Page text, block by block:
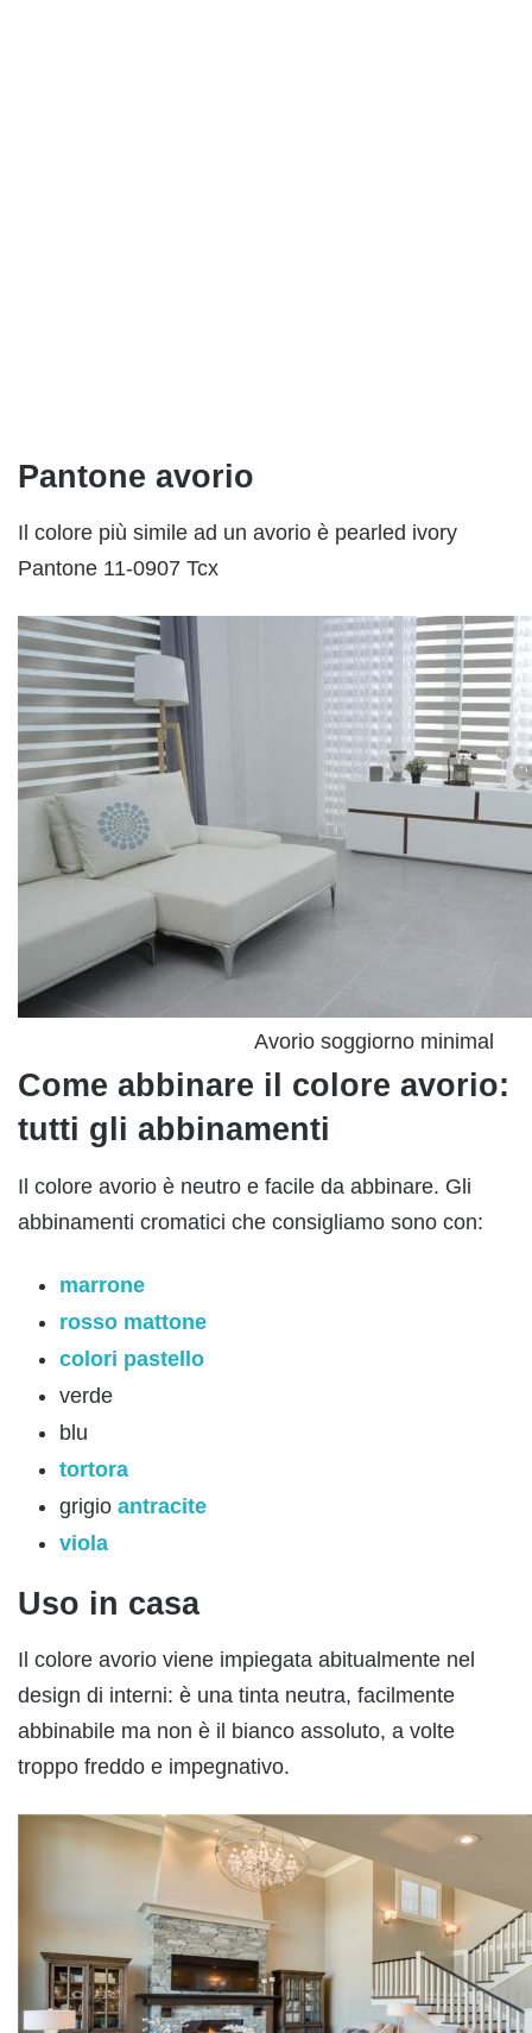
Pantone avorio
Il colore più simile ad un avorio è pearled ivory
Pantone 11-0907 Tcx
Avorio soggiorno minimal
Come abbinare il colore avorio:
tutti gli abbinamenti
Il colore avorio è neutro e facile da abbinare. Gli
abbinamenti cromatici che consigliamo sono con:
marrone
rosso mattone
colori pastello
verde
blu
tortora
grigio antracite
viola
Uso in casa
Il colore avorio viene impiegata abitualmente nel
design di interni: è una tinta neutra, facilmente
abbinabile ma non è il bianco assoluto, a volte
troppo freddo e impegnativo.